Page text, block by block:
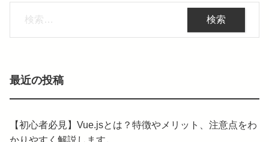
最近の投稿
【初心者必見】Vue.jsとは？特徴やメリット、注意点をわ